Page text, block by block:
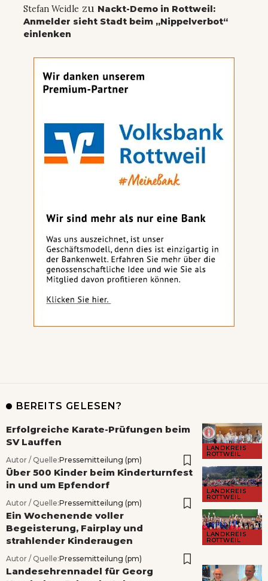
Stefan Weidle zu Nackt-Demo in Rottweil:
Anmelder sieht Stadt beim „Nippelverbot“
einlenken
BEREITS GELESEN?
LANDKREIS
ROTTWEIL
Erfolgreiche Karate-Prüfungen beim
SV Lauffen
Autor / Quelle:Pressemitteilung (pm)
LANDKREIS
ROTTWEIL
Über 500 Kinder beim Kinderturnfest
in und um Epfendorf
Autor / Quelle:Pressemitteilung (pm)
LANDKREIS
ROTTWEIL
Ein Wochenende voller
Begeisterung, Fairplay und
strahlender Kinderaugen
Autor / Quelle:Pressemitteilung (pm)
Landesehrennadel für Georg